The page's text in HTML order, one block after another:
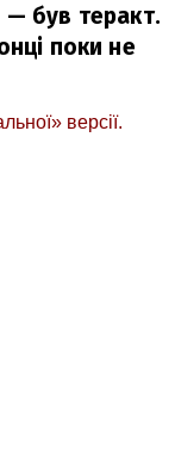
був теракт.
поки не
версії.